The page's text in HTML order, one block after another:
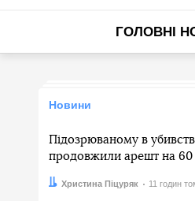
ГОЛОВНІ
Новини
Підозрюваному в
продовжили арешт на 60
Автор:
Христина Піцуряк
Дата: 11 годин